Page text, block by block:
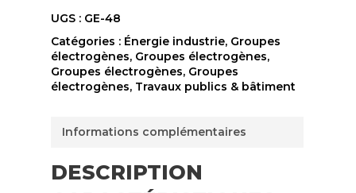
UGS : GE-48
Catégories : Énergie industrie, Groupes
électrogènes, Groupes électrogènes,
Groupes électrogènes, Groupes
électrogènes, Travaux publics & bâtiment
Informations complémentaires
DESCRIPTION